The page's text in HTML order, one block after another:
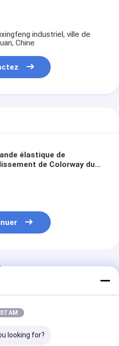
industriel, ville de
Chine
élastique de
de Colorway du
AM
looking for?